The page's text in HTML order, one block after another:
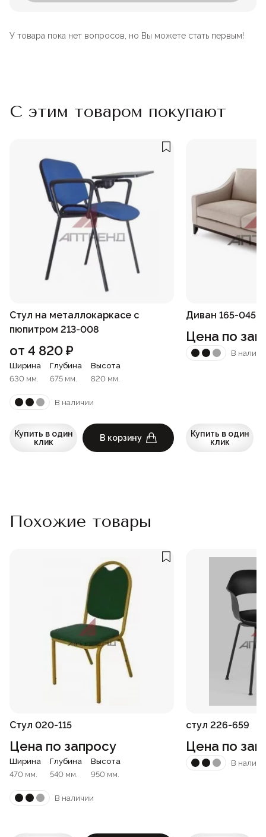
У товара пока нет вопросов, но Вы можете стать первым!
С этим товаром покупают
Стул на металлокаркасе с
пюпитром 213-008
от 4 820₽
Ширина
630 мм.
Глубина
675 мм.
Высота
820 мм.
В наличии
Купить в один
клик
В корзину
Диван 165-045
Цена по
В
Купить в один
клик
Похожие товары
Стул 020-115
Цена по запросу
Ширина
470 мм.
Глубина
540 мм.
Высота
950 мм.
В наличии
стул 226-659
Цена по
В